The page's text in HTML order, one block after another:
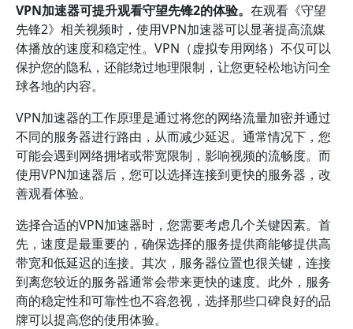
VPN加速器可提升观看守望先锋2的体验。 在观看《守望
先锋2》相关视频时，使用VPN加速器可以显著提高流媒
体播放的速度和稳定性。VPN（虚拟专用网络）不仅可以
保护您的隐私，还能绕过地理限制，让您更轻松地访问全
球各地的内容。
VPN加速器的工作原理是通过将您的网络流量加密并通过
不同的服务器进行路由，从而减少延迟。通常情况下，您
可能会遇到网络拥堵或带宽限制，影响视频的流畅度。而
使用VPN加速器后，您可以选择连接到更快的服务器，改
善观看体验。
选择合适的VPN加速器时，您需要考虑几个关键因素。首
先，速度是最重要的，确保选择的服务提供商能够提供高
带宽和低延迟的连接。其次，服务器位置也很关键，连接
到离您较近的服务器通常会带来更快的速度。此外，服务
商的稳定性和可靠性也不容忽视，选择那些口碑良好的品
牌可以提高您的使用体验。